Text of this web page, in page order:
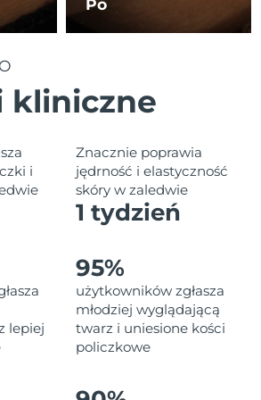
Po
kliniczne
i
Znacznie poprawia
jędrność i elastyczność
skóry w zaledwie
1 tydzień
lepiej
95%
użytkowników zgłasza
młodziej wyglądającą
twarz i uniesione kości
policzkowe
Oczekiwany czas dostawy
8/13/26
Oczekiwany czas dostawy
Oczekiwany czas dostawy
Oczekiwany czas dostawy
Oczekiwany czas dostawy
8/12/26
Oczekiwany czas dostawy